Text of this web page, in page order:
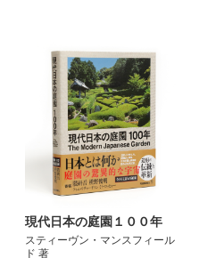
現代日本の庭園１００年
スティーヴン・マンスフィール
ド 著